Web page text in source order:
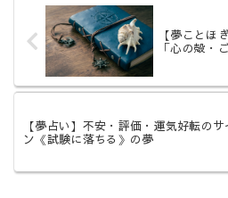
【夢ことほ
「心の殻・
【夢占い】不安・評価・運気好転のサ
ン《試験に落ちる》の夢